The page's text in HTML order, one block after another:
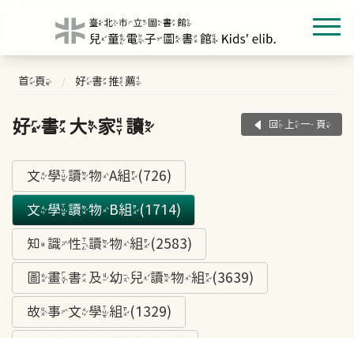
首頁 好書推薦
好書大家讀 回上一頁
文學讀物A組(726)
文學讀物B組(1714)
知識性讀物組(2583)
圖畫書及幼兒讀物組(3639)
故事文學組(1329)